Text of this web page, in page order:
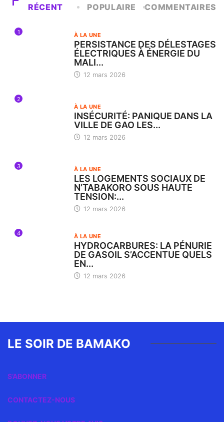
RÉCENT POPULAIRE COMMENTAIRES
1 À LA UNE
PERSISTANCE DES DÉLESTAGES
ÉLECTRIQUES À ÉNERGIE DU
MALI...
12 mars 2026
2
À LA UNE
INSÉCURITÉ: PANIQUE DANS LA
VILLE DE GAO LES...
12 mars 2026
3 À LA UNE
LES LOGEMENTS SOCIAUX DE
N’TABAKORO SOUS HAUTE
TENSION:...
12 mars 2026
4 À LA UNE
HYDROCARBURES: LA PÉNURIE
DE GASOIL S’ACCENTUE QUELS
EN...
12 mars 2026
LE SOIR DE BAMAKO
S’ABONNER
CONTACTEZ-NOUS